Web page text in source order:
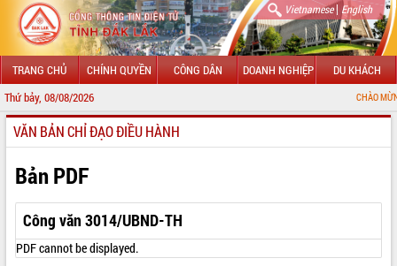
Vietnamese| English
TRANG CHỦ CHÍNH QUYỀN CÔNG DÂN DOANH NGHIỆP DU KHÁCH
Thứ bảy, 08/08/2026 CHÀO MỪNG ĐẾN VỚI
GIỚI THIỆU
LÃNH ĐẠO UBND TỈNH
TIN TỨC SỰ KIỆN
SỞ, BAN, NGÀNH
VĂN BẢN CHỈ ĐẠO ĐIỀU HÀNH
Bản PDF
Công văn 3014/UBND-TH
PDF cannot be displayed.